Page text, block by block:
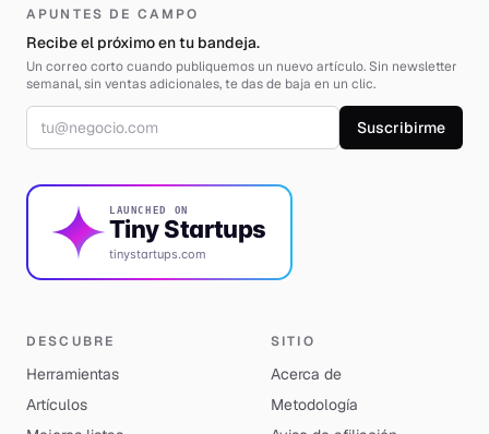
APUNTES DE CAMPO
Recibe el próximo en tu bandeja.
Un correo corto cuando publiquemos un nuevo artículo. Sin newsletter
semanal, sin ventas adicionales, te das de baja en un clic.
Correo electrónico Suscribirme
LAUNCHED ON
Tiny Startups
tinystartups.com
DESCUBRE
Herramientas
Artículos
SITIO
Acerca de
Metodología